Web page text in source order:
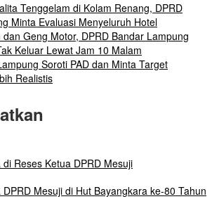
Tenggelam di Kolam Renang, DPRD
Minta Evaluasi Menyeluruh Hotel
Geng Motor, DPRD Bandar Lampung
Keluar Lewat Jam 10 Malam
Soroti PAD dan Minta Target
Realistis
Reses Ketua DPRD Mesuji
Mesuji di Hut Bayangkara ke-80 Tahun